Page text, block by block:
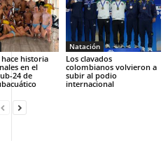
historia
en el
24 de
Natación
Los clavados
colombianos volvieron a
subir al podio
internacional